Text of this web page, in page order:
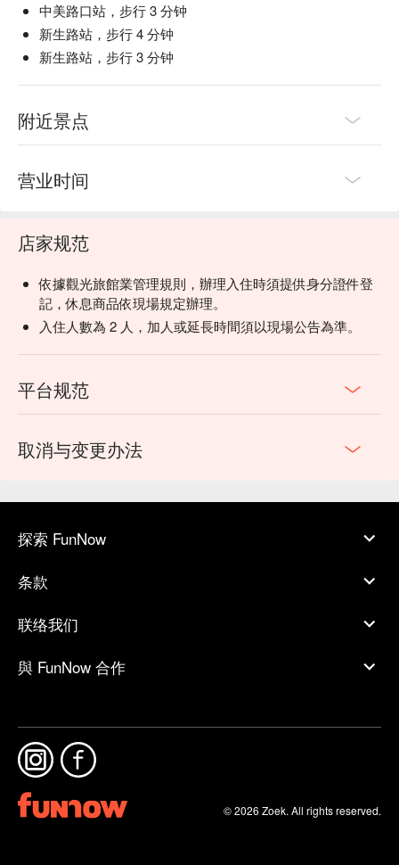
中美路口站，步行 3 分钟
新生路站，步行 4 分钟
新生路站，步行 3 分钟
附近景点
营业时间
店家规范
依據觀光旅館業管理規則，辦理入住時須提供身分證件登
記，休息商品依現場規定辦理。
入住人數為 2 人，加人或延長時間須以現場公告為準。
平台规范
取消与变更办法
探索 FunNow
条款
联络我们
與 FunNow 合作
© 2026 Zoek. All rights reserved.